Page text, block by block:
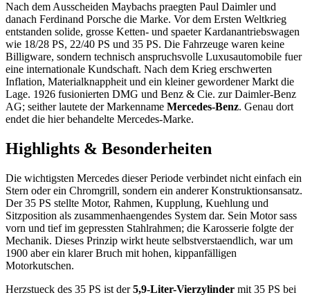
Nach dem Ausscheiden Maybachs praegten Paul Daimler und
danach Ferdinand Porsche die Marke. Vor dem Ersten Weltkrieg
entstanden solide, grosse Ketten- und spaeter Kardanantriebswagen
wie 18/28 PS, 22/40 PS und 35 PS. Die Fahrzeuge waren keine
Billigware, sondern technisch anspruchsvolle Luxusautomobile fuer
eine internationale Kundschaft. Nach dem Krieg erschwerten
Inflation, Materialknappheit und ein kleiner gewordener Markt die
Lage. 1926 fusionierten DMG und Benz & Cie. zur Daimler-Benz
AG; seither lautete der Markenname Mercedes-Benz. Genau dort
endet die hier behandelte Mercedes-Marke.
Highlights & Besonderheiten
Die wichtigsten Mercedes dieser Periode verbindet nicht einfach ein
Stern oder ein Chromgrill, sondern ein anderer Konstruktionsansatz.
Der 35 PS stellte Motor, Rahmen, Kupplung, Kuehlung und
Sitzposition als zusammenhaengendes System dar. Sein Motor sass
vorn und tief im gepressten Stahlrahmen; die Karosserie folgte der
Mechanik. Dieses Prinzip wirkt heute selbstverstaendlich, war um
1900 aber ein klarer Bruch mit hohen, kippanfälligen
Motorkutschen.
Herzstueck des 35 PS ist der5,9-Liter-Vierzylinder mit 35 PS bei